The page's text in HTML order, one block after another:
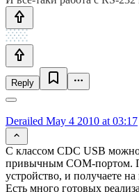
Reply
Derailed May 4 2010 at 03:17
С классом CDC USB можно
привычным COM-портом.
устройство, и получаете
Есть много готовых